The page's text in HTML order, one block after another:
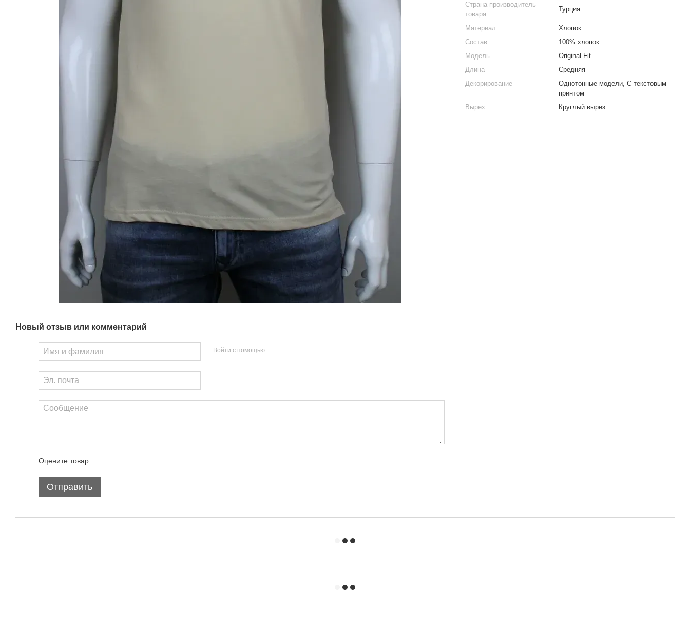
Новый отзыв или комментарий
Войти с помощью
Оцените товар
Отправить
Страна-производитель
товара
Турция
Материал
Хлопок
Состав
100% хлопок
Модель
Original Fit
Длина
Средняя
Декорирование
Однотонные модели, С текстовым
принтом
Вырез
Круглый вырез